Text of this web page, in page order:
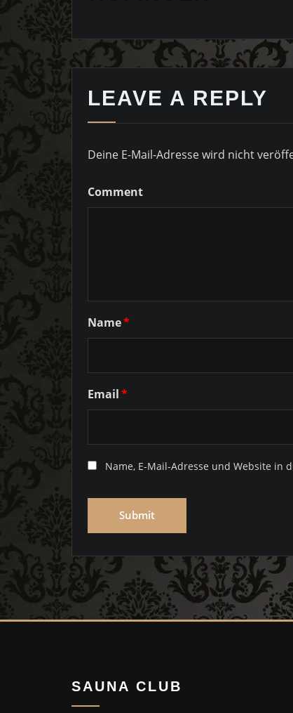
LEAVE A REPLY
Deine E-Mail-Adresse wird nicht
Comment
Name*
Email*
Name, E-Mail-Adresse und Website in
SAUNA CLUB